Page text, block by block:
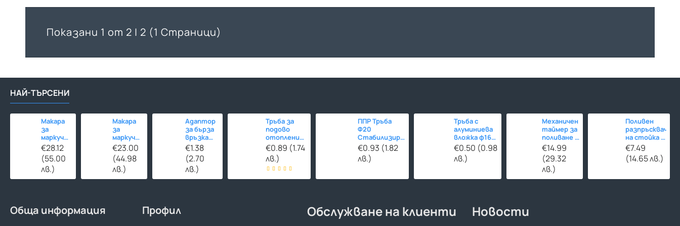
Показани 1 от 2 | 2 (1 Страници)
НАЙ-ТЪРСЕНИ
Макара
за
маркуч
до 45м с
количка
€28.12
(55.00
лв.)
Макара
за
маркуч
до 45м
със
стойка
€23.00
(44.98
лв.)
Адаптор
за бърза
връзка
МЕСИНГ
1/2"
мъжка
резба
€1.38
(2.70
лв.)
Тръба за
подово
отопление
Ф16 HERZ-
Line PE-
RT/EVOH/PE-
RT 480м
€0.89 (1.74
лв.)
ППР Тръба
Ф20
Стабилизирана
СТЪКЛОВЛАКНО
€0.93 (1.82
лв.)
Тръба с
алуминиева
вложка ф16
за
отоплителни
инсталации
€0.50 (0.98
лв.)
Механичен
таймер за
поливане -
120
минути
€14.99
(29.32
лв.)
Поливен
разпръсквач
на стойка -
въртящ
€7.49
(14.65 лв.)
Обща информация Профил Обслужване на клиенти Новости